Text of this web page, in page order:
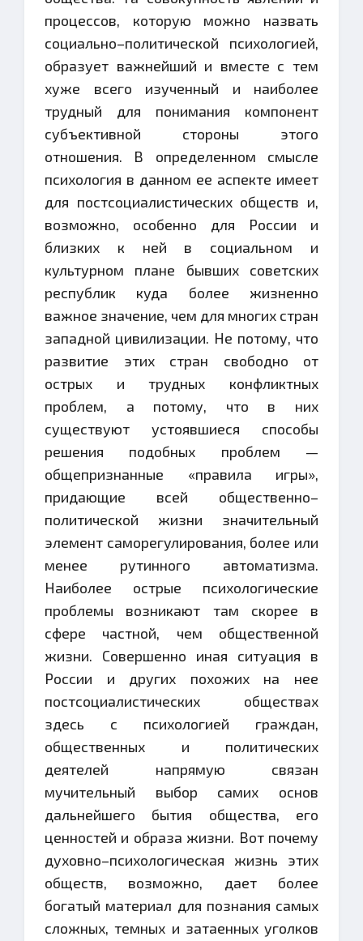
процессов, которую можно назвать
социально–политической психологией,
образует важнейший и вместе с тем
хуже всего изученный и наиболее
трудный для понимания компонент
субъективной стороны этого
отношения. В определенном смысле
психология в данном ее аспекте имеет
для постсоциалистических обществ и,
возможно, особенно для России и
близких к ней в социальном и
культурном плане бывших советских
республик куда более жизненно
важное значение, чем для многих стран
западной цивилизации. Не потому, что
развитие этих стран свободно от
острых и трудных конфликтных
проблем, а потому, что в них
существуют устоявшиеся способы
решения подобных проблем —
общепризнанные «правила игры»,
придающие всей общественно–
политической жизни значительный
элемент саморегулирования, более или
менее рутинного автоматизма.
Наиболее острые психологические
проблемы возникают там скорее в
сфере частной, чем общественной
жизни. Совершенно иная ситуация в
России и других похожих на нее
постсоциалистических обществах
здесь с психологией граждан,
общественных и политических
деятелей напрямую связан
мучительный выбор самих основ
дальнейшего бытия общества, его
ценностей и образа жизни. Вот почему
духовно–психологическая жизнь этих
обществ, возможно, дает более
богатый материал для познания самых
сложных, темных и затаенных уголков